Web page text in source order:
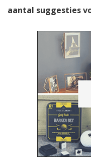
aantal suggesties